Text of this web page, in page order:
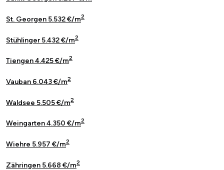
St. Georgen 5.532 €/m2
Stühlinger 5.432 €/m2
Tiengen 4.425 €/m2
Vauban 6.043 €/m2
Waldsee 5.505 €/m2
Weingarten 4.350 €/m2
Wiehre 5.957 €/m2
Zähringen 5.668 €/m2